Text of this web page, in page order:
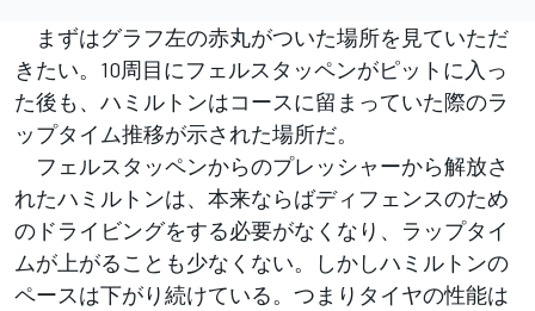
まずはグラフ左の赤丸がついた場所を見ていただ
きたい。10周目にフェルスタッペンがピットに入っ
た後も、ハミルトンはコースに留まっていた際のラ
ップタイム推移が示された場所だ。
フェルスタッペンからのプレッシャーから解放さ
れたハミルトンは、本来ならばディフェンスのため
のドライビングをする必要がなくなり、ラップタイ
ムが上がることも少なくない。しかしハミルトンの
ペースは下がり続けている。つまりタイヤの性能は